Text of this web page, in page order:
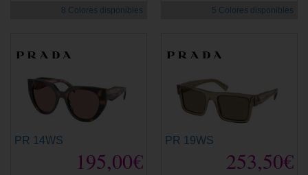
8 Colores disponibles 5 Colores disponibles
PR 14WS
195,00€
PR 19WS
253,50€